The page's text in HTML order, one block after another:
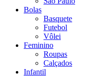
Bolas
Basquete
Futebol
Vôlei
Feminino
Roupas
Calçados
Infantil